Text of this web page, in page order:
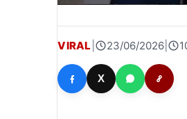
VIRAL 23/06/2026|
X